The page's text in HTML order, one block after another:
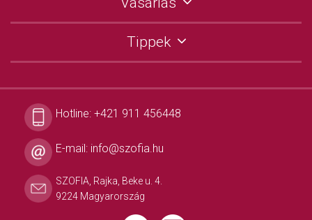
Tippek
Hotline: +421 911 456448
E-mail: info@szofia.hu
SZOFIA, Rajka, Beke u. 4.
9224 Magyarország